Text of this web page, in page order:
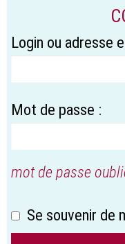
Login ou adresse
Mot de passe :
mot de passe
Se souvenir de